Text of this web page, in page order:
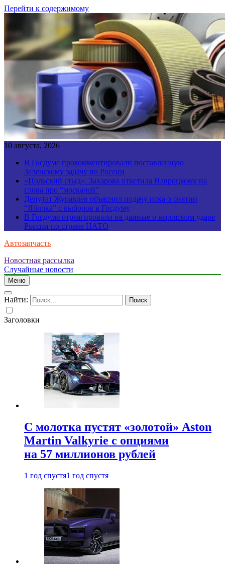
Перейти к содержимому
10 августа, 2026
В Госдуме прокомментировали поставленную
Зеленскому задачу по России
«Польский стыд»: Захарова ответила Навроцкому на
слова про “москалей”
Депутат Журавлев объяснил подачу иска о снятии
“Яблока” с выборов в Госдуму
В Госдуме отреагировали на данные о вероятном ударе
России по стране НАТО
Автозапчасть
Новостная рассылка
Случайные новости
Меню
Найти:
Заголовки
С молотка пустят «золотой» Aston
Martin Valkyrie с опциями
на 57 миллионов рублей
1 год спустя1 год спустя